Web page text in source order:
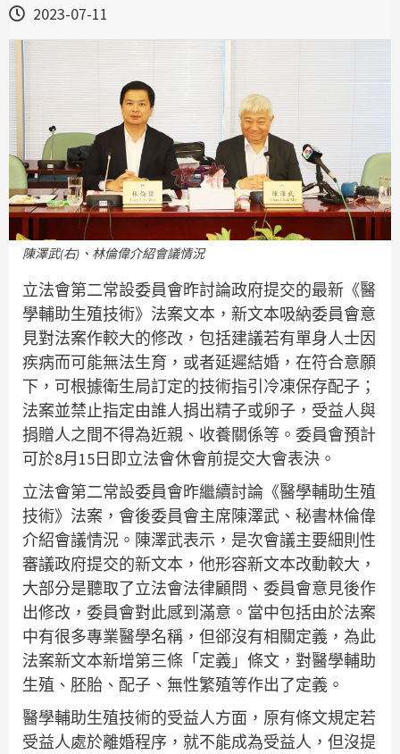
2023-07-11
陳澤武(右)、林倫偉介紹會議情況
立法會第二常設委員會昨討論政府提交的最新《醫
學輔助生殖技術》法案文本，新文本吸納委員會意
見對法案作較大的修改，包括建議若有單身人士因
疾病而可能無法生育，或者延遲結婚，在符合意願
下，可根據衛生局訂定的技術指引冷凍保存配子；
法案並禁止指定由誰人捐出精子或卵子，受益人與
捐贈人之間不得為近親、收養關係等。委員會預計
可於8月15日即立法會休會前提交大會表決。
立法會第二常設委員會昨繼續討論《醫學輔助生殖
技術》法案，會後委員會主席陳澤武、秘書林倫偉
介紹會議情況。陳澤武表示，是次會議主要細則性
審議政府提交的新文本，他形容新文本改動較大，
大部分是聽取了立法會法律顧問、委員會意見後作
出修改，委員會對此感到滿意。當中包括由於法案
中有很多專業醫學名稱，但郤沒有相關定義，為此
法案新文本新增第三條「定義」條文，對醫學輔助
生殖、胚胎、配子、無性繁殖等作出了定義。
醫學輔助生殖技術的受益人方面，原有條文規定若
受益人處於離婚程序，就不能成為受益人，但沒提